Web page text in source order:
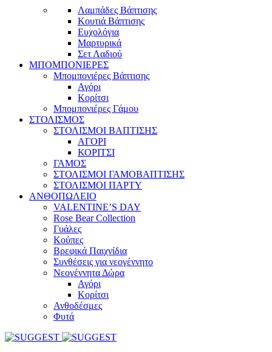
Λαμπάδες Βάπτισης
Κουτιά Βάπτισης
Ευχολόγια
Μαρτυρικά
Σετ Λαδιού
ΜΠΟΜΠΟΝΙΕΡΕΣ
Μπομπονιέρες Βάπτισης
Αγόρι
Κορίτσι
Μπομπονιέρες Γάμου
ΣΤΟΛΙΣΜΟΣ
ΣΤΟΛΙΣΜΟΙ ΒΑΠΤΙΣΗΣ
ΑΓΟΡΙ
ΚΟΡΙΤΣΙ
ΓΑΜΟΣ
ΣΤΟΛΙΣΜΟΙ ΓΑΜΟΒΑΠΤΙΣΗΣ
ΣΤΟΛΙΣΜΟΙ ΠΑΡΤΥ
ΑΝΘΟΠΩΛΕΙΟ
VALENTINE’S DAY
Rose Bear Collection
Γυάλες
Κούπες
Βρεφικά Παιχνίδια
Συνθέσεις για νεογέννητο
Νεογέννητα Δώρα
Αγόρι
Κορίτσι
Ανθοδέσμες
Φυτά